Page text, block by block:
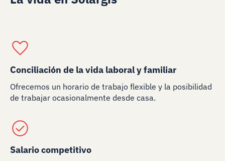
Conciliación de la vida laboral y familiar
Ofrecemos un horario de trabajo flexible y la posibilidad
de trabajar ocasionalmente desde casa.
Salario competitivo